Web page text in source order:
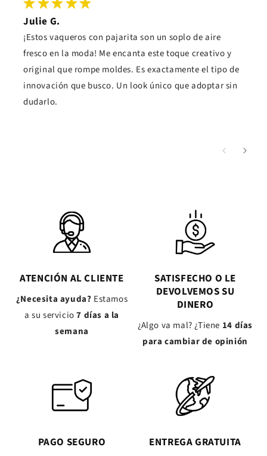
Julie G.
¡Estos vaqueros con pajarita son un soplo de aire
fresco en la moda! Me encanta este toque creativo y
original que rompe moldes. Es exactamente el tipo de
innovación que busco. Un look único que adoptar sin
dudarlo.
ATENCIÓN AL CLIENTE
¿Necesita ayuda? Estamos
a su servicio7 días a la
semana
SATISFECHO O LE
DEVOLVEMOS SU
DINERO
¿Algo va mal? ¿Tiene 14 días
para cambiar de opinión
PAGO SEGURO ENTREGA GRATUITA